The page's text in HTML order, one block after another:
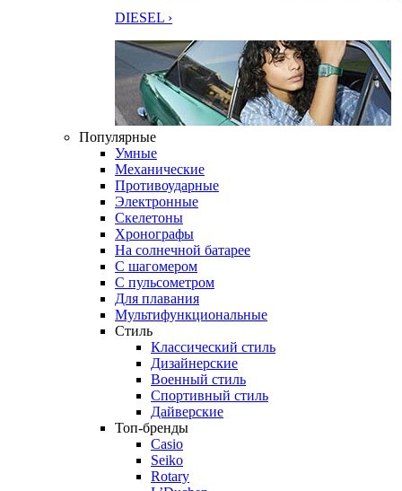
DIESEL ›
Популярные
Умные
Механические
Противоударные
Электронные
Скелетоны
Хронографы
На солнечной батарее
С шагомером
С пульсометром
Для плавания
Мультифункциональные
Стиль
Классический стиль
Дизайнерские
Военный стиль
Спортивный стиль
Дайверские
Топ-бренды
Casio
Seiko
Rotary